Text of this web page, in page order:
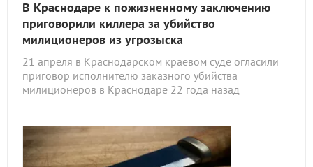
В Краснодаре к пожизненному заключению
приговорили киллера за убийство
милиционеров из угрозыска
21 апреля в Краснодарском краевом суде огласили
приговор исполнителю заказного убийства
милиционеров в Краснодаре 22 года назад